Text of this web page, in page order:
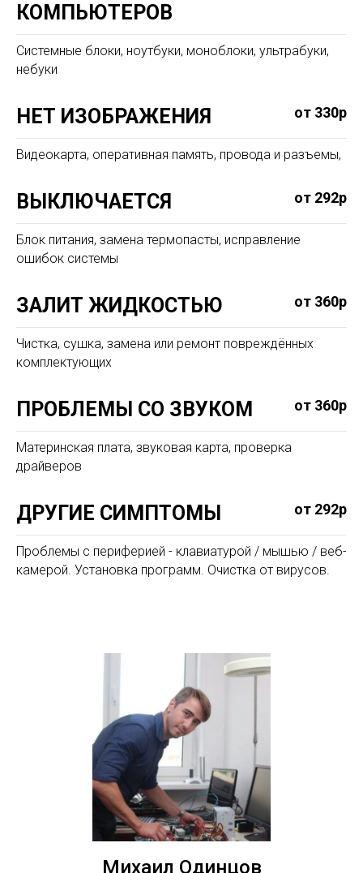
КОМПЬЮТЕРОВ
Системные блоки, ноутбуки, моноблоки, ультрабуки,
небуки
НЕТ ИЗОБРАЖЕНИЯ от 330р
Видеокарта, оперативная память, провода и разъемы,
ВЫКЛЮЧАЕТСЯ от 292р
Блок питания, замена термопасты, исправление
ошибок системы
ЗАЛИТ ЖИДКОСТЬЮ от 360р
Чистка, сушка, замена или ремонт повреждённых
комплектующих
ПРОБЛЕМЫ СО ЗВУКОМ от 360р
Материнская плата, звуковая карта, проверка
драйверов
ДРУГИЕ СИМПТОМЫ от 292р
Проблемы с периферией - клавиатурой / мышью / веб-
камерой. Установка программ. Очистка от вирусов.
Михаил Одинцов